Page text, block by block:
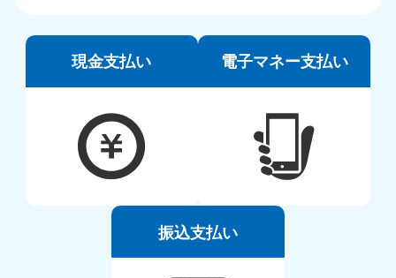
現金支払い 電子マネー支払い
振込支払い